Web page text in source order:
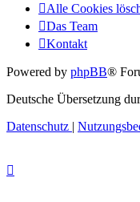
Alle Cookies
Das Team
Kontakt
Powered by phpBB®
Deutsche Übersetzung
Datenschutz |